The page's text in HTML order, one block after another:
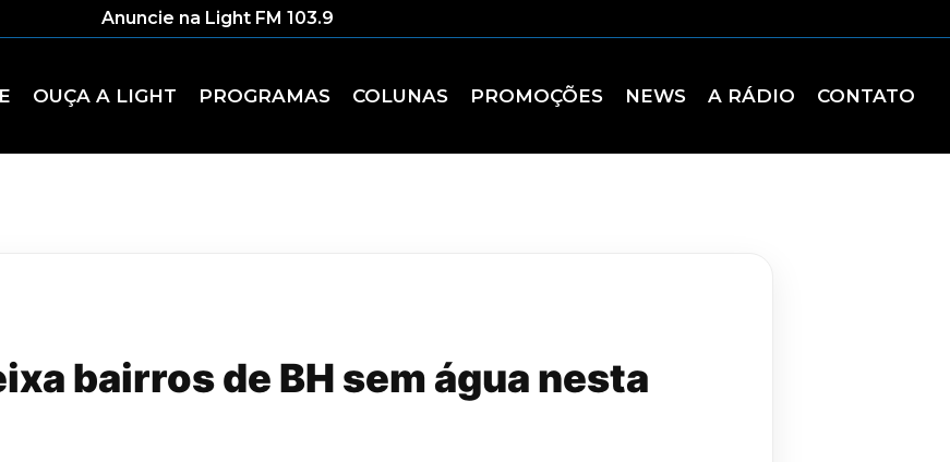
Anuncie na Light FM 103.9
OUÇA A LIGHT PROGRAMAS COLUNAS PROMOÇÕES NEWS A RÁDIO CONTATO
bairros de BH sem água nesta